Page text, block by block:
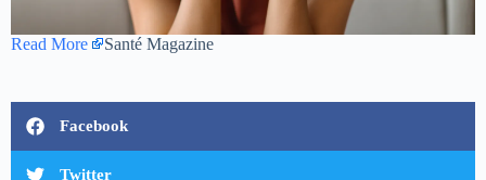
Read More Santé Magazine
Facebook
Twitter